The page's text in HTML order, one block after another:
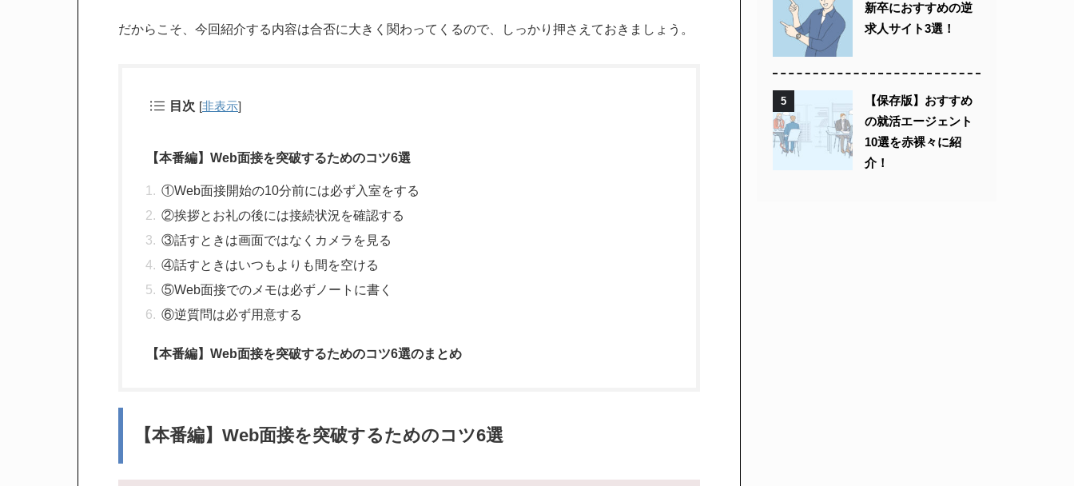
だからこそ、今回紹介する内容は合否に大きく関わってくるので、しっかり押さえておきましょう。
目次 [非表示]
【本番編】Web面接を突破するためのコツ6選
①Web面接開始の10分前には必ず入室をする
②挨拶とお礼の後には接続状況を確認する
③話すときは画面ではなくカメラを見る
④話すときはいつもよりも間を空ける
⑤Web面接でのメモは必ずノートに書く
⑥逆質問は必ず用意する
【本番編】Web面接を突破するためのコツ6選のまとめ
【本番編】Web面接を突破するためのコツ6選
新卒におすすめの逆
求人サイト3選！
5
【保存版】おすすめ
の就活エージェント
10選を赤裸々に紹
介！